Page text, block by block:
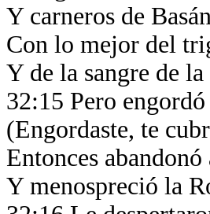
Y carneros de
Con lo mejor del
Y de la sangre de
32:15 Pero
(Engordaste, te
Entonces
Y menospreció la